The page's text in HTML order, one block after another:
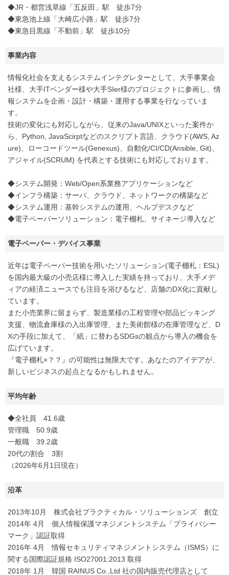
◆JR・都営浅草線「五反田」駅 徒歩7分
◆東急池上線「大崎広小路」駅 徒歩7分
◆東急目黒線「不動前」駅 徒歩10分
事業内容
情報化社会を支えるシステムインテグレターとして、大手事業会
社様、大手ITベンダー様や大手SIer様のプロジェクトに参画し、情
報システムを企画・設計・構築・運用する事業を行なっていま
す。
技術の変化にも対応しながら、従来のJava/UNIXといった案件か
ら、Python, JavaScirptなどのスクリプト言語、クラウド(AWS, Az
ure)、ローコードツール(Genexus)、自動化/CI/CD(Ansible, Git)、
アジャイル(SCRUM) を代表とする技術にも対応しております。
◆システム開発：Web/Open系業務アプリケーションなど
◆インフラ構築：サーバ、クラウド、ネットワークの構築など
◆システム運用：基幹システムの運用、ヘルプデスクなど
◆電子ペーパーソリューション：電子棚札、サイネージ導入など
電子ペーパー・デバイス事業
近年は電子ペーパー技術を用いたソリューション(電子棚札：ESL)
を国内最大級の小売店様に導入した実績を持っており、大手メデ
ィアの経済ニュースでも注目を浴びるなど、店舗のDX化に貢献し
ています。
また小売業界に留まらず、製造業様の工程管理や部品ピッキング
支援、物流倉庫様の入出庫管理、また美術館様の在庫管理など、D
Xの手段に加えて、「紙」に替わるSDGsの観点から導入の機会を
広げています。
『電子棚札×？？』の可能性は無限大です。あなたのアイデアが、
新しいビジネスの起点となるかもしれません。
平均年齢
◆全社員 41.6歳
管理職 50.9歳
一般職 39.2歳
20代の割合 3割
（2026年6月1日現在）
沿革
2013年10月 株式会社プラクティカル・ソリューションズ 創立
2014年 4月 個人情報保護マネジメントシステム「プライバシー
マーク」認証取得
2016年 4月 情報セキュリティマネジメントシステム（ISMS）に
関する国際認証規格 ISO27001:2013 取得
2018年 1月 韓国 RAINUS Co.,Ltd 社の国内販売代理店として